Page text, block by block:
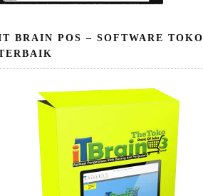
BRAIN POS – SOFTWARE TOKO